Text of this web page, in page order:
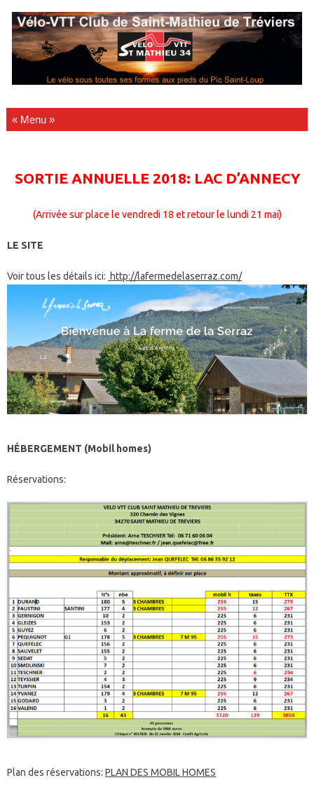
Passer au contenu
SORTIE ANNUELLE 2018: LAC D’ANNECY
(Arrivée sur place le vendredi 18 et retour le lundi 21 mai)
LE SITE
Voir tous les détails ici: http://lafermedelaserraz.com/
HÉBERGEMENT (Mobil homes)
Réservations:
Plan des réservations: PLAN DES MOBIL HOMES